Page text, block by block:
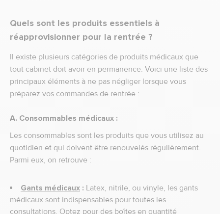
Quels sont les produits essentiels à
réapprovisionner pour la rentrée ?
Il existe plusieurs catégories de produits médicaux que
tout cabinet doit avoir en permanence. Voici une liste des
principaux éléments à ne pas négliger lorsque vous
préparez vos commandes de rentrée :
A. Consommables médicaux :
Les consommables sont les produits que vous utilisez au
quotidien et qui doivent être renouvelés régulièrement.
Parmi eux, on retrouve :
Gants médicaux : Latex, nitrile, ou vinyle, les gants
médicaux sont indispensables pour toutes les
consultations. Optez pour des boîtes en quantité